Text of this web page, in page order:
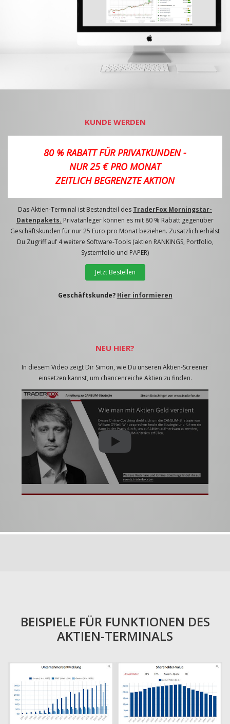
KUNDE WERDEN
80 % RABATT FÜR PRIVATKUNDEN -
NUR 25 € PRO MONAT
ZEITLICH BEGRENZTE AKTION
Das Aktien-Terminal ist Bestandteil des TraderFox Morningstar-
Datenpakets. Privatanleger können es mit 80 % Rabatt gegenüber
Geschäftskunden für nur 25 Euro pro Monat beziehen. Zusätzlich erhälst
Du Zugriff auf 4 weitere Software-Tools (aktien RANKINGS, Portfolio,
Systemfolio und PAPER)
Jetzt Bestellen
Geschäftskunde? Hier informieren
NEU HIER?
In diesem Video zeigt Dir Simon, wie Du unseren Aktien-Screener
einsetzen kannst, um chancenreiche Aktien zu finden.
BEISPIELE FÜR FUNKTIONEN DES
AKTIEN-TERMINALS